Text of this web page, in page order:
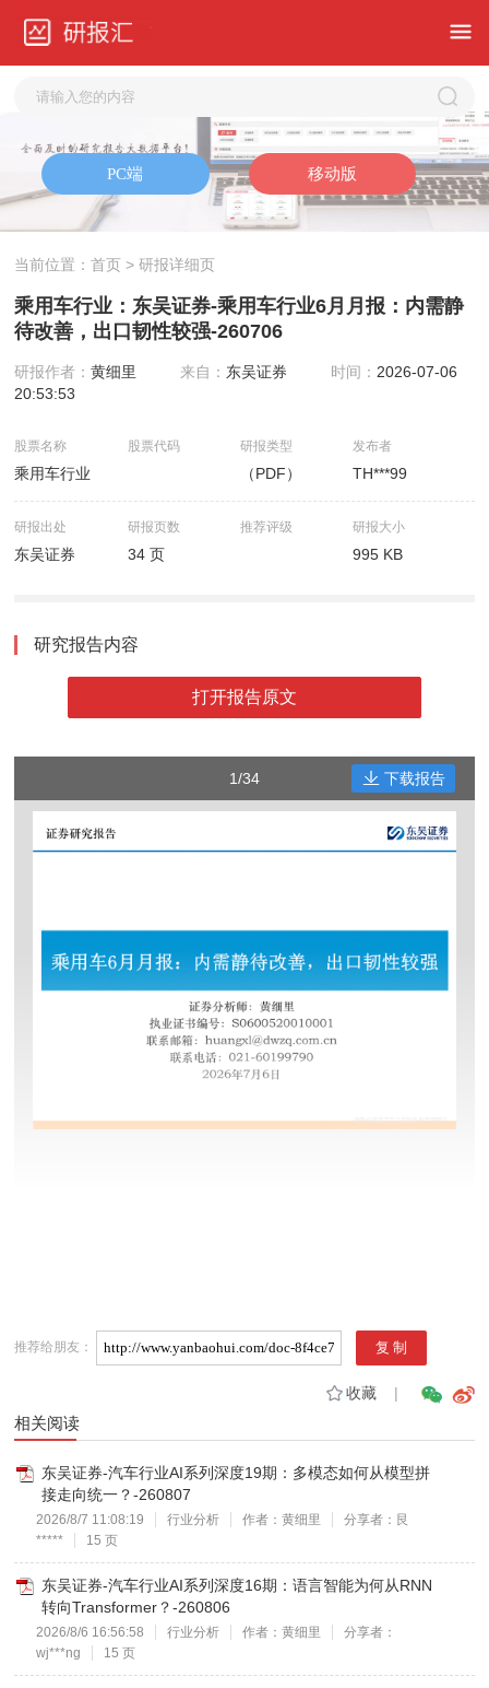
当前位置：首页 > 研报详细页
乘用车行业：东吴证券-乘用车行业6月月报：内需静
待改善，出口韧性较强-260706
研报作者：黄细里 来自： 东吴证券 时间： 2026-07-06
20:53:53
股票名称
乘用车行业
股票代码 研报类型
（PDF）
发布者
TH***99
研报出处
东吴证券
研报页数
34 页
推荐评级 研报大小
995 KB
研究报告内容
打开报告原文
1/34 下载报告
推荐给朋友：
收藏|
相关阅读
东吴证券-汽车行业AI系列深度19期：多模态如何从模型拼
接走向统一？-260807
2026/8/7 11:08:19 行业分析 作者：黄细里
分享者：艮
*****
15 页
东吴证券-汽车行业AI系列深度16期：语言智能为何从RNN
转向Transformer？-260806
2026/8/6 16:56:58 行业分析 作者：黄细里
分享者：
wj***ng
15 页